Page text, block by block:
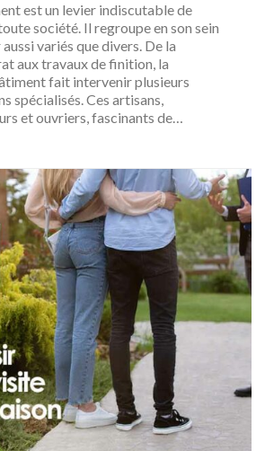
est un levier indiscutable de
société. Il regroupe en son sein
variés que divers. De la
aux travaux de finition, la
fait intervenir plusieurs
spécialisés. Ces artisans,
et ouvriers, fascinants de…